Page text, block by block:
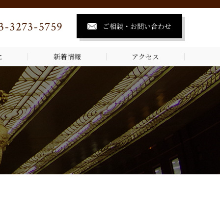
ご相談・お問い合わせ
新着情報 アクセス